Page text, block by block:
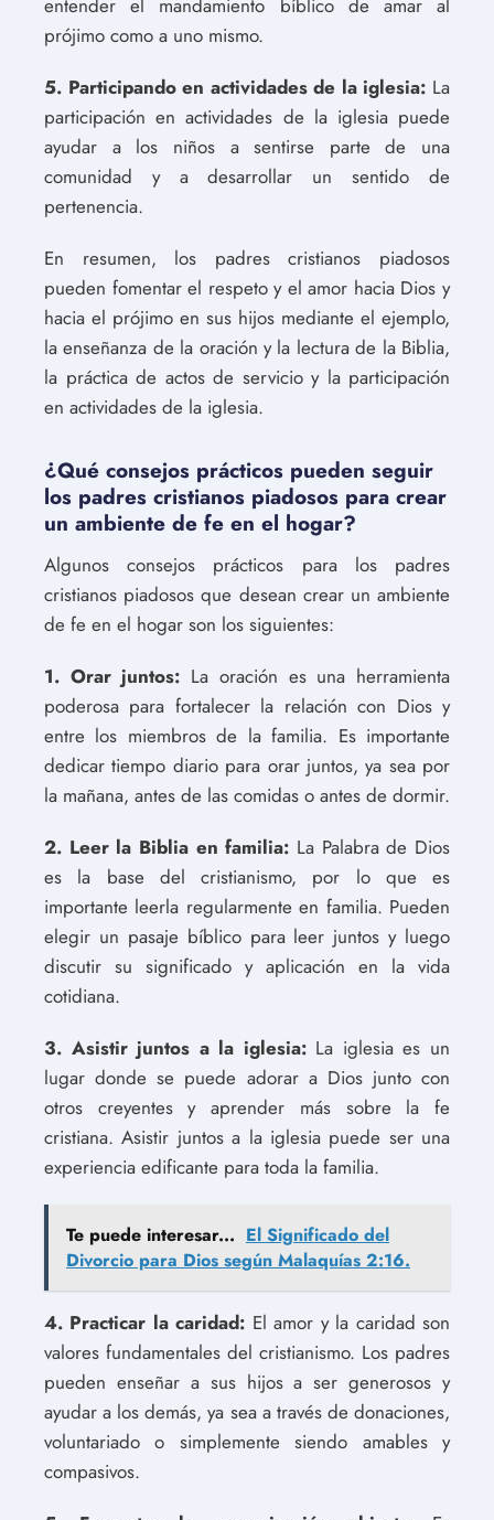
prójimo como a uno mismo.
5. Participando en actividades de la iglesia: La
participación en actividades de la iglesia puede
ayudar a los niños a sentirse parte de una
comunidad y a desarrollar un sentido de
pertenencia.
En resumen, los padres cristianos piadosos
pueden fomentar el respeto y el amor hacia Dios y
hacia el prójimo en sus hijos mediante el ejemplo,
la enseñanza de la oración y la lectura de la Biblia,
la práctica de actos de servicio y la participación
en actividades de la iglesia.
¿Qué consejos prácticos pueden seguir
los padres cristianos piadosos para crear
un ambiente de fe en el hogar?
Algunos consejos prácticos para los padres
cristianos piadosos que desean crear un ambiente
de fe en el hogar son los siguientes:
1. Orar juntos: La oración es una herramienta
poderosa para fortalecer la relación con Dios y
entre los miembros de la familia. Es importante
dedicar tiempo diario para orar juntos, ya sea por
la mañana, antes de las comidas o antes de dormir.
2. Leer la Biblia en familia: La Palabra de Dios
es la base del cristianismo, por lo que es
importante leerla regularmente en familia. Pueden
elegir un pasaje bíblico para leer juntos y luego
discutir su significado y aplicación en la vida
cotidiana.
3. Asistir juntos a la iglesia:La iglesia es un
lugar donde se puede adorar a Dios junto con
otros creyentes y aprender más sobre la fe
cristiana. Asistir juntos a la iglesia puede ser una
experiencia edificante para toda la familia.
Te puede interesar... El Significado del
Divorcio para Dios según Malaquías 2:16.
4. Practicar la caridad: El amor y la caridad son
valores fundamentales del cristianismo. Los padres
pueden enseñar a sus hijos a ser generosos y
ayudar a los demás, ya sea a través de donaciones,
voluntariado o simplemente siendo amables y
compasivos.